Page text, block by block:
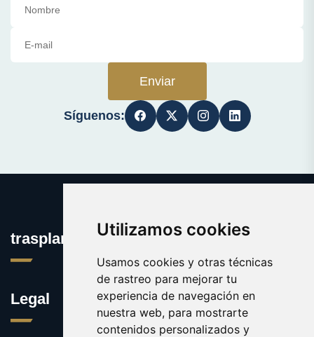
Utilizamos cookies
Usamos cookies y otras técnicas
de rastreo para mejorar tu
experiencia de navegación en
nuestra web, para mostrarte
contenidos personalizados y
Enviar
Síguenos:
trasplantedeorganos.com
Legal